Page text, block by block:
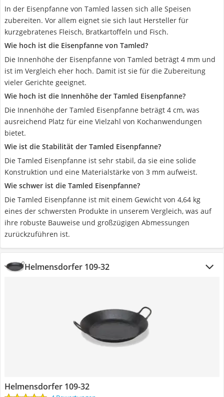
In der Eisenpfanne von Tamled lassen sich alle Speisen
zubereiten. Vor allem eignet sie sich laut Hersteller für
kurzgebratenes Fleisch, Bratkartoffeln und Fisch.
Wie hoch ist die Eisenpfanne von Tamled?
Die Innenhöhe der Eisenpfanne von Tamled beträgt 4 mm und
ist im Vergleich eher hoch. Damit ist sie für die Zubereitung
vieler Gerichte geeignet.
Wie hoch ist die Innenhöhe der Tamled Eisenpfanne?
Die Innenhöhe der Tamled Eisenpfanne beträgt 4 cm, was
ausreichend Platz für eine Vielzahl von Kochanwendungen
bietet.
Wie ist die Stabilität der Tamled Eisenpfanne?
Die Tamled Eisenpfanne ist sehr stabil, da sie eine solide
Konstruktion und eine Materialstärke von 3 mm aufweist.
Wie schwer ist die Tamled Eisenpfanne?
Die Tamled Eisenpfanne ist mit einem Gewicht von 4,64 kg
eines der schwersten Produkte in unserem Vergleich, was auf
ihre robuste Bauweise und großzügigen Abmessungen
zurückzuführen ist.
Helmensdorfer 109-32
Helmensdorfer 109-32